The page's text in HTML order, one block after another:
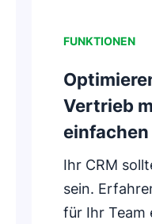
FUNKTIONEN
Vertrieb
einfachen
Ihr CRM
sein.
für Ihr